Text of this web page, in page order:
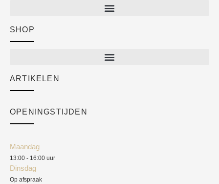
Academy
SHOP
ARTIKELEN
OPENINGSTIJDEN
Maandag
13:00 - 16:00 uur
Dinsdag
Op afspraak